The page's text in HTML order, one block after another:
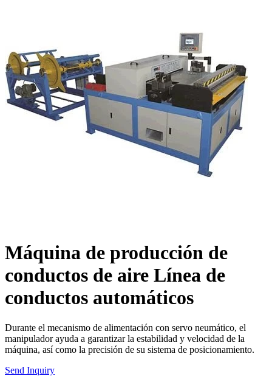
Máquina de producción de
conductos de aire Línea de
conductos automáticos
Durante el mecanismo de alimentación con servo neumático, el
manipulador ayuda a garantizar la estabilidad y velocidad de la
máquina, así como la precisión de su sistema de posicionamiento.
Send Inquiry